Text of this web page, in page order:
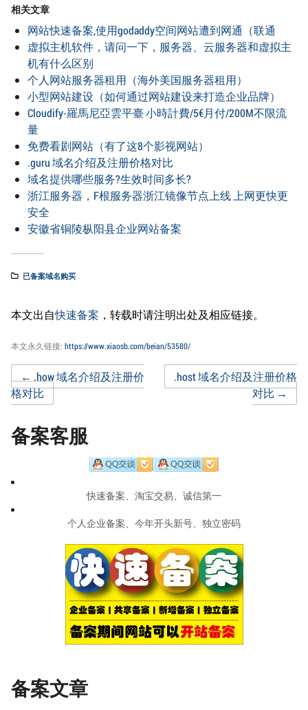
相关文章
网站快速备案,使用godaddy空间网站遭到网通（联通
虚拟主机软件，请问一下，服务器、云服务器和虚拟主
机有什么区别
个人网站服务器租用（海外美国服务器租用）
小型网站建设（如何通过网站建设来打造企业品牌）
Cloudify-羅馬尼亞雲平臺 小時計費/5€月付/200M不限流
量
免费看剧网站（有了这8个影视网站）
.guru 域名介绍及注册价格对比
域名提供哪些服务?生效时间多长?
浙江服务器，F根服务器浙江镜像节点上线 上网更快更
安全
安徽省铜陵枞阳县企业网站备案
已备案域名购买
本文出自快速备案 ，转载时请注明出处及相应链接。
本文永久链接: https://www.xiaosb.com/beian/53580/
Post
navigation
← .how 域名介绍及注册价
格对比
.host 域名介绍及注册价格
对比→
备案客服
快速备案、淘宝交易、诚信第一
个人企业备案、今年开头新号、独立密码
备案文章